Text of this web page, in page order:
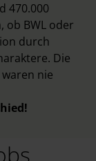
470.000
ob BWL oder
durch
Die
nie